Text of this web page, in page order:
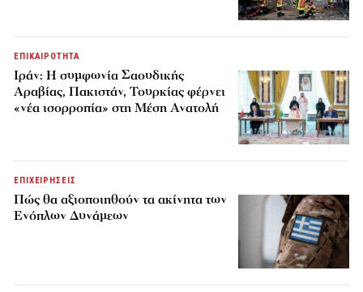
ΕΠΙΚΑΙΡΟΤΗΤΑ
Ιράν: Η συμφωνία Σαουδικής
Αραβίας, Πακιστάν, Τουρκίας φέρνει
«νέα ισορροπία» στη Μέση Ανατολή
ΕΠΙΧΕΙΡΗΣΕΙΣ
Πώς θα αξιοποιηθούν τα ακίνητα των
Ενόπλων Δυνάμεων